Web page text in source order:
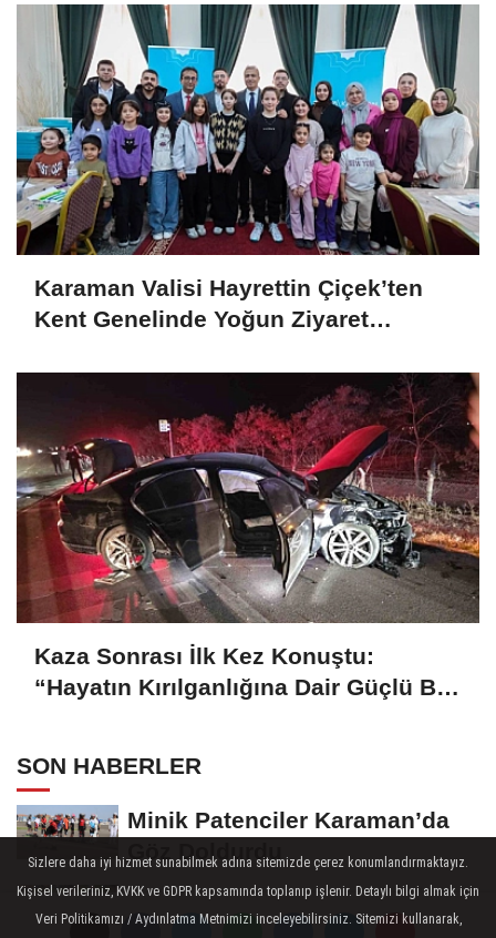
Karaman Valisi Hayrettin Çiçek’ten
Kent Genelinde Yoğun Ziyaret
Kaza Sonrası İlk Kez Konuştu:
“Hayatın Kırılganlığına Dair Güçlü Bir
SON HABERLER
Minik Patenciler Karaman’da
Göz Doldurdu
Karamanlı Sporcu Yusuf
Ceran’dan Türkiye Liginde
Sizlere daha iyi hizmet sunabilmek adına sitemizde çerez konumlandırmaktayız.
Kişisel verileriniz, KVKK ve GDPR kapsamında toplanıp işlenir. Detaylı bilgi almak için
Veri Politikamızı / Aydınlatma Metnimizi inceleyebilirsiniz. Sitemizi kullanarak,